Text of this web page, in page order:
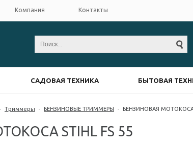
Компания Контакты
САДОВАЯ ТЕХНИКА БЫТОВАЯ
- Триммеры - БЕНЗИНОВЫЕ ТРИММЕРЫ - БЕНЗИНОВАЯ МОТОКОСА
STIHL FS 55